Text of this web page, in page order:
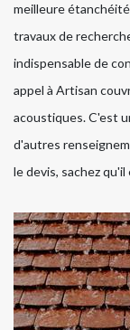
meilleure
travaux de
indispensable de
appel à Artisan
acoustiques. C'est
d'autres
le devis, sachez